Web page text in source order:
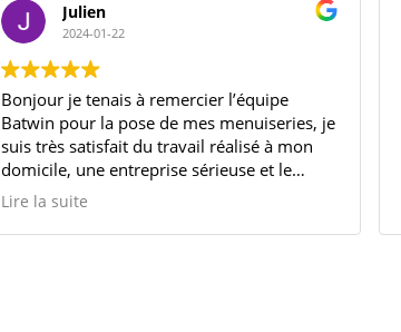
Julien
2024-01-22
Bonjour je tenais à remercier l’équipe
Batwin pour la pose de mes menuiseries, je
suis très satisfait du travail réalisé à mon
domicile, une entreprise sérieuse et le
commercial et à l’écoute et à suivis le
Je recommande vivement cette entreprise
Lire la suite